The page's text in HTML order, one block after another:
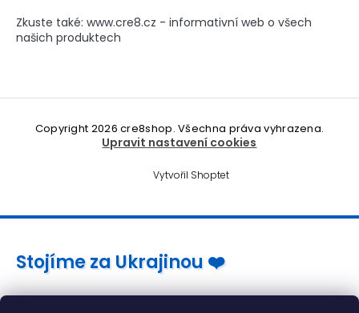
Zkuste také: www.cre8.cz - informativní web o všech
našich produktech
Vytvořil Shoptet
Copyright 2026cre8shop. Všechna práva vyhrazena.
Upravit nastavení cookies
Stojíme za Ukrajinou ❤️